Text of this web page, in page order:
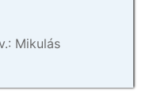
Mikulás